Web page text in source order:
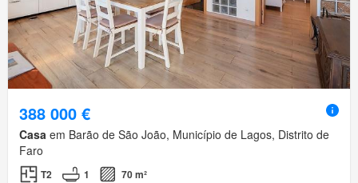
388 000 €
Casa em Barão de São João, Município de Lagos, Distrito de
Faro
T2 1
70 m²